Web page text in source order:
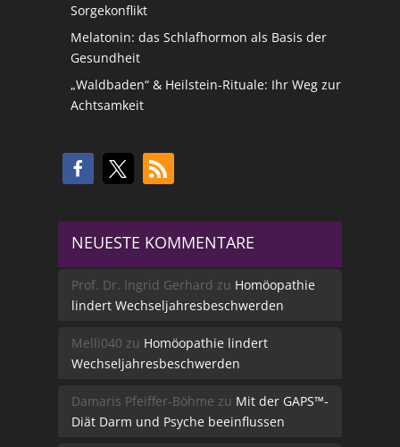
Sorgekonflikt
Melatonin: das Schlafhormon als Basis der
Gesundheit
„Waldbaden“ & Heilstein-Rituale: Ihr Weg zur
Achtsamkeit
NEUESTE KOMMENTARE
Prof. Dr. Ingrid Gerhard zu Homöopathie
lindert Wechseljahresbeschwerden
Melli040 zu Homöopathie lindert
Wechseljahresbeschwerden
Damaris Pfeiffer-Böhme zu Mit der GAPS™-
Diät Darm und Psyche beeinflussen